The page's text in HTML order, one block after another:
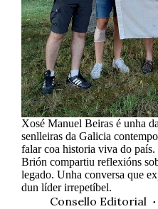
Xosé Manuel Beiras é unha
senlleiras da Galicia
falar coa historia viva do país.
Brión compartiu reflexións
legado. Unha conversa que
dun líder irrepetíbel.
Consello Editorial